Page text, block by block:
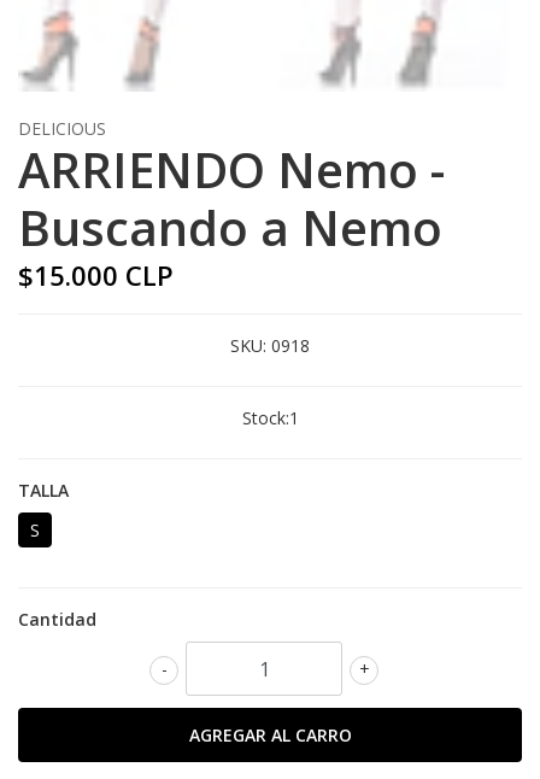
DELICIOUS
ARRIENDO Nemo -
Buscando a Nemo
$15.000 CLP
SKU: 0918
Stock:1
TALLA
S
Cantidad
+
-